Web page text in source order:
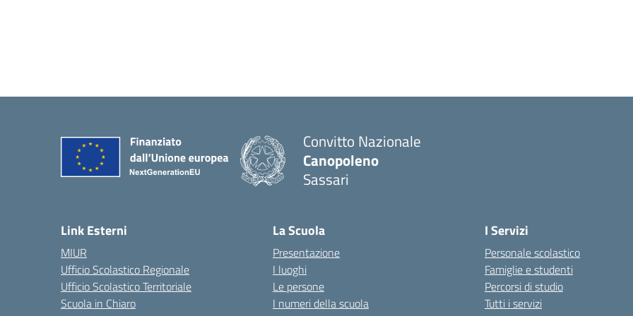
Convitto Nazionale
Canopoleno
Sassari
Link Esterni
MIUR
Ufficio Scolastico Regionale
Ufficio Scolastico Territoriale
Scuola in Chiaro
La Scuola
Presentazione
I luoghi
Le persone
I numeri della scuola
I Servizi
Personale scolastico
Famiglie e studenti
Percorsi di studio
Tutti i servizi